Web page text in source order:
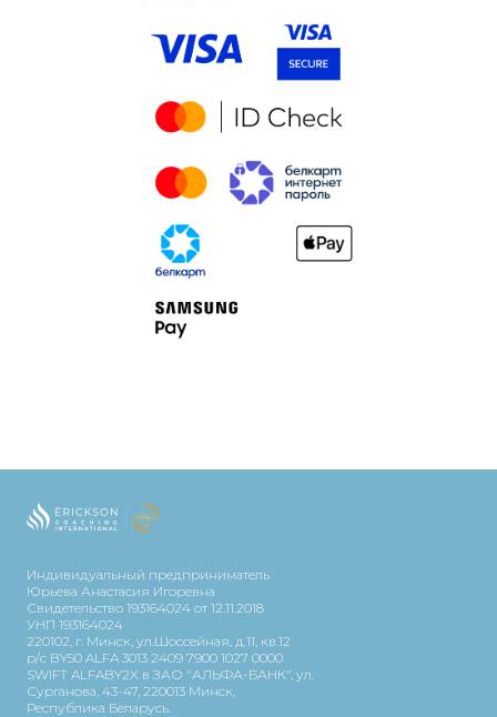
Индивидуальный предприниматель
Юрьева Анастасия Игоревна
Свидетельство 193164024 от 12.11.2018
УНП 193164024
220102, г. Минск, ул.Шоссейная, д.11, кв.12
р/с BY50 ALFA 3013 2409 7900 1027 0000
SWIFT ALFABY2X в ЗАО "АЛЬФА-БАНК", ул.
Сурганова, 43-47, 220013 Минск,
Республика Беларусь.